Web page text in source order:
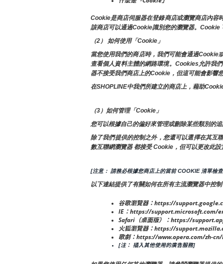
Cookie是商店伺服器在登錄商店或瀏覽商店內容
該商店可以通過Cookie識別您的瀏覽器。Cookie
（2） 如何使用「Cookie」
當您使用我們的商店時，我們可能會通過Cookie
查看個人資料主體的網路環境。Cookies允許我
器不接受我們商店上的Cookie，但這可能會影響
在SHOPLINE中我們所建立的商店上，藉助
（3）如何管理「Cookie」
您可以根據自己的偏好來管理或刪除某些類別的
除了我們提供的控制之外，您還可以選擇在其互
數互聯網瀏覽器 都接受 Cookie，但可以更改此
[注意： 請務必根據您商店上的當前 COOKIE 清單檢
以下連結提供了有關如何在所有主流瀏覽器中控
谷歌瀏覽器：https://
IE：https://support.microsoft.com/
Safari（桌面版）：https://
火狐瀏覽器：https://
歌劇：https://www.opera.com/zh-
[注： 插入其他使用的廣告服務]